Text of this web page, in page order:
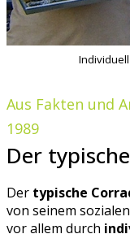
Aus Fakten und
1989
Der
Der typische
von seinem
vor allem durch